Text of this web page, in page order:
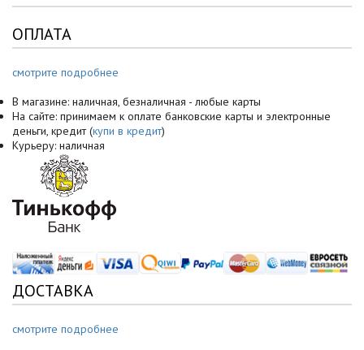
ОПЛАТА
смотрите подробнее
В магазине: наличная, безналичная - любые карты
На сайте: принимаем к оплате банковские карты и электронные
деньги, кредит (купи в кредит)
Курьеру: наличная
ДОСТАВКА
смотрите подробнее